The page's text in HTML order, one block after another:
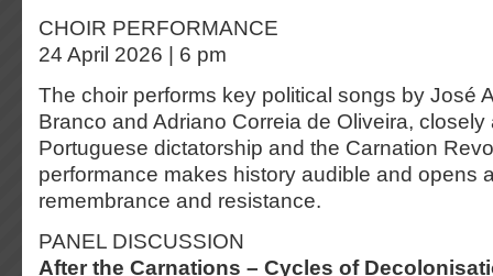
CHOIR PERFORMANCE
24 April 2026 | 6 pm
The choir performs key political songs by José
Branco and Adriano Correia de Oliveira,
Portuguese dictatorship and the Carnation
performance makes history audible and opens
remembrance and resistance.
PANEL DISCUSSION
After the Carnations – Cycles of